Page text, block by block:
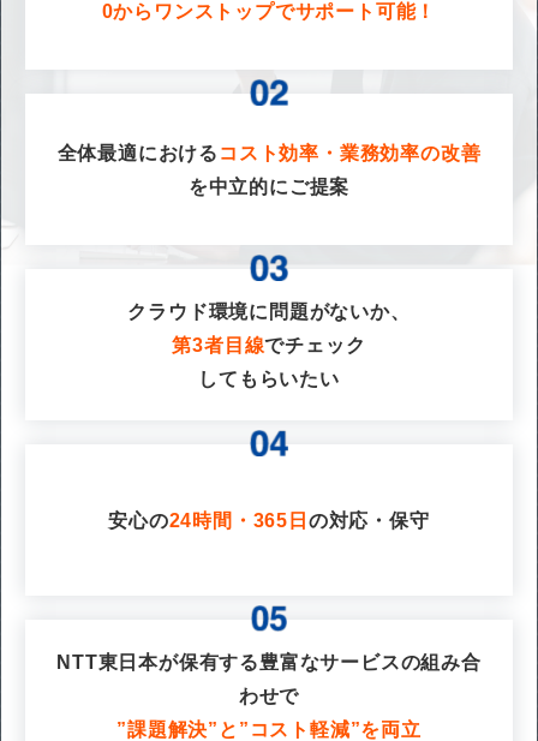
0からワンストップでサポート可能！
全体最適における コスト効率・業務効率の改善
を中立的にご提案
クラウド環境に問題がないか、
第3者目線でチェック
してもらいたい
安心の24時間・365日 の対応・保守
NTT東日本が保有する豊富なサービスの組み合
わせで
”課題解決”と”コスト軽減”を両立